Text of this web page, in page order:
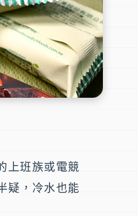
上班族或電競
疑，冷水也能